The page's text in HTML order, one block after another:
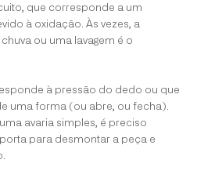
que corresponde a um
à oxidação. Às vezes, a
ou uma lavagem é o
à pressão do dedo ou que
uma forma (ou abre, ou fecha).
avaria simples, é preciso
para desmontar a peça e